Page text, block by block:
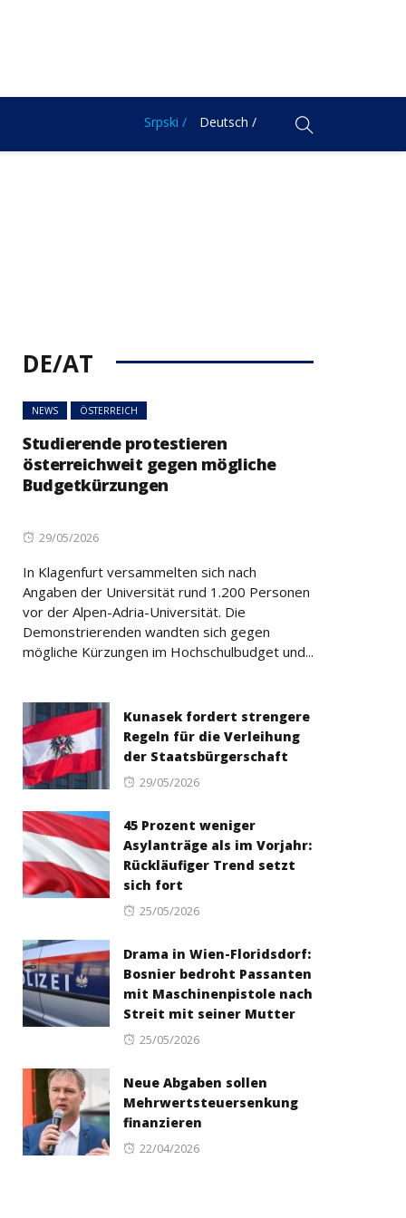
Srpski / Deutsch /
DE/AT
NEWS ÖSTERREICH
Studierende protestieren
österreichweit gegen mögliche
Budgetkürzungen
Posted
29/05/2026
In Klagenfurt versammelten sich nach
Angaben der Universität rund 1.200 Personen
vor der Alpen-Adria-Universität. Die
Demonstrierenden wandten sich gegen
mögliche Kürzungen im Hochschulbudget und...
Kunasek fordert strengere
Regeln für die Verleihung
der Staatsbürgerschaft
Posted
29/05/2026
45 Prozent weniger
Asylanträge als im Vorjahr:
Rückläufiger Trend setzt
sich fort
Posted
25/05/2026
Drama in Wien-Floridsdorf:
Bosnier bedroht Passanten
mit Maschinenpistole nach
Streit mit seiner Mutter
Posted
25/05/2026
Neue Abgaben sollen
Mehrwertsteuersenkung
finanzieren
Posted
22/04/2026